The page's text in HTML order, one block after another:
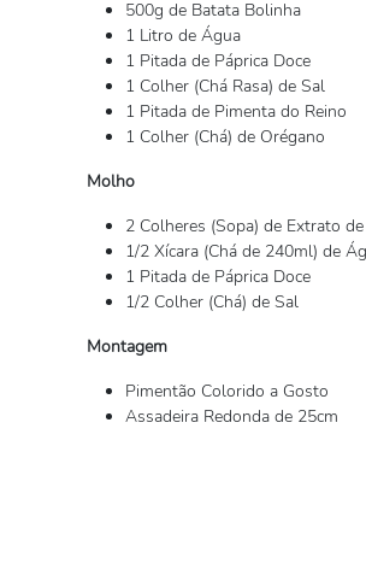
500g de Batata Bolinha
1 Litro de Água
1 Pitada de Páprica Doce
1 Colher (Chá Rasa) de Sal
1 Pitada de Pimenta do Reino
1 Colher (Chá) de Orégano
Molho
2 Colheres (Sopa) de Extrato
1/2 Xícara (Chá de 240ml) de
1 Pitada de Páprica Doce
1/2 Colher (Chá) de Sal
Montagem
Pimentão Colorido a Gosto
Assadeira Redonda de 25cm